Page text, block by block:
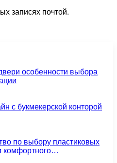
записях почтой.
особенности выбора
с букмекерской конторой
по выбору пластиковых
комфортного…